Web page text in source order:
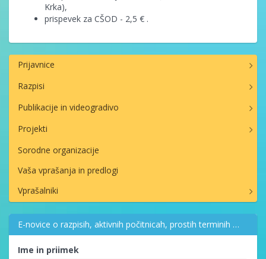
Krka),
prispevek za CŠOD - 2,5 € .
Prijavnice
Razpisi
Publikacije in videogradivo
Projekti
Sorodne organizacije
Vaša vprašanja in predlogi
Vprašalniki
E-novice o razpisih, aktivnih počitnicah, prostih terminih …
Ime in priimek